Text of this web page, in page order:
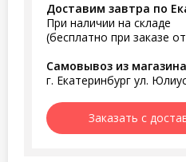
Доставим завтра по
При наличии на складе
(бесплатно при заказе
Самовывоз из
г. Екатеринбург ул.
Заказать с